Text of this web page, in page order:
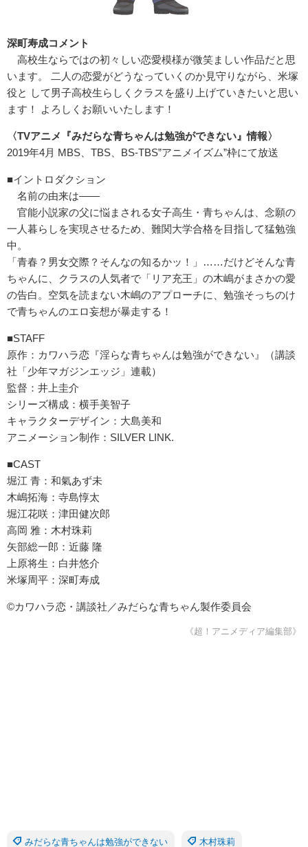
深町寿成コメント
高校生ならではの初々しい恋愛模様が微笑ましい作品だと思
います。 二人の恋愛がどうなっていくのか見守りながら、米塚
役と して男子高校生らしくクラスを盛り上げていきたいと思い
ます！ よろしくお願いいたします！
〈TVアニメ『みだらな青ちゃんは勉強ができない』情報〉
2019年4月 MBS、TBS、BS-TBS”アニメイズム”枠にて放送
■イントロダクション
名前の由来は――
官能小説家の父に悩まされる女子高生・青ちゃんは、念願の
一人暮らしを実現させるため、難関大学合格を目指して猛勉強
中。
「青春？男女交際？そんなの知るかッ！」……だけどそんな青
ちゃんに、クラスの人気者で「リア充王」の木嶋がまさかの愛
の告白。空気を読まない木嶋のアプローチに、勉強そっちのけ
で青ちゃんのエロ妄想が暴走する！
■STAFF
原作：カワハラ恋『淫らな青ちゃんは勉強ができない』（講談
社「少年マガジンエッジ」連載）
監督：井上圭介
シリーズ構成：横手美智子
キャラクターデザイン：大島美和
アニメーション制作：SILVER LINK.
■CAST
堀江 青：和氣あず未
木嶋拓海：寺島惇太
堀江花咲：津田健次郎
高岡 雅：木村珠莉
矢部総一郎：近藤 隆
上原将生：白井悠介
米塚周平：深町寿成
©カワハラ恋・講談社／みだらな青ちゃん製作委員会
《超！アニメディア編集部》
みだらな青ちゃんは勉強ができない 木村珠莉